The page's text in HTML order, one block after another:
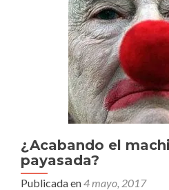
¿Acabando el
payasada?
Publicada en4 mayo, 2017